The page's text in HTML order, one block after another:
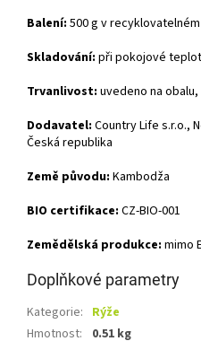
Balení: 500 g v
Skladování: při pokojové
Trvanlivost: uvedeno na
Dodavatel: Country Life s.r.o.,
Česká republika
Země původu: Kambodža
BIO certifikace: CZ-BIO-001
Zemědělská produkce: mimo
Doplňkové parametry
Kategorie: Rýže
Hmotnost: 0.51 kg